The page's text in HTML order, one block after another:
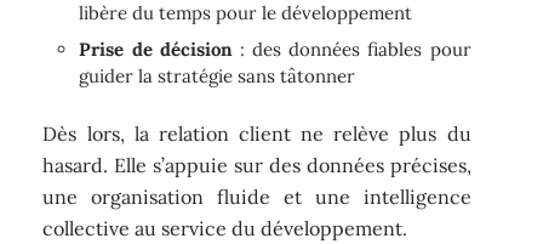
libère du temps pour le développement
Prise de décision: des données fiables pour
guider la stratégie sans tâtonner
Dès lors, la relation client ne relève plus du
hasard. Elle s’appuie sur des données précises,
une organisation fluide et une intelligence
collective au service du développement.